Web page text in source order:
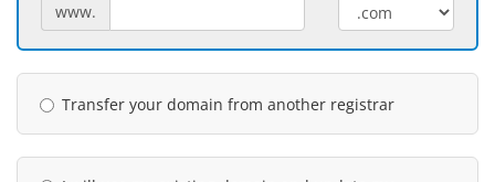
www.
Transfer your domain from another registrar